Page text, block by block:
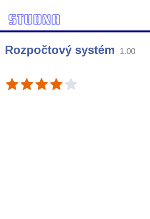
Rozpočtový systém 1.00